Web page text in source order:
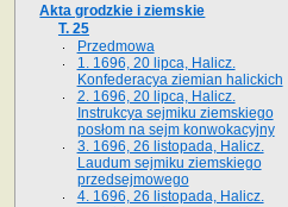
Akta grodzkie i ziemskie
T. 25
Przedmowa
1. 1696, 20 lipca, Halicz.
Konfederacya ziemian halickich
2. 1696, 20 lipca, Halicz.
Instrukcya sejmiku ziemskiego
posłom na sejm konwokacyjny
3. 1696, 26 listopada, Halicz.
Laudum sejmiku ziemskiego
przedsejmowego
4. 1696, 26 listopada, Halicz.